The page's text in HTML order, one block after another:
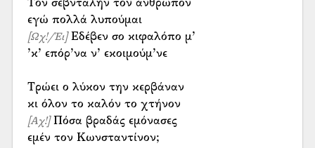
Τον σεβνταλήν τον άνθρωπον
εγώ πολλά λυπούμαι
[Ωχ!/Έι]Εδέβεν σο κιφαλόπο μ’
’κ’ επόρ’να ν’ εκοιμούμ’νε
Τρώει ο λύκον την κερβάναν
[Αχ!]Πόσα βραδάς εμόνασες
εμέν τον Κωνσταντίνον;